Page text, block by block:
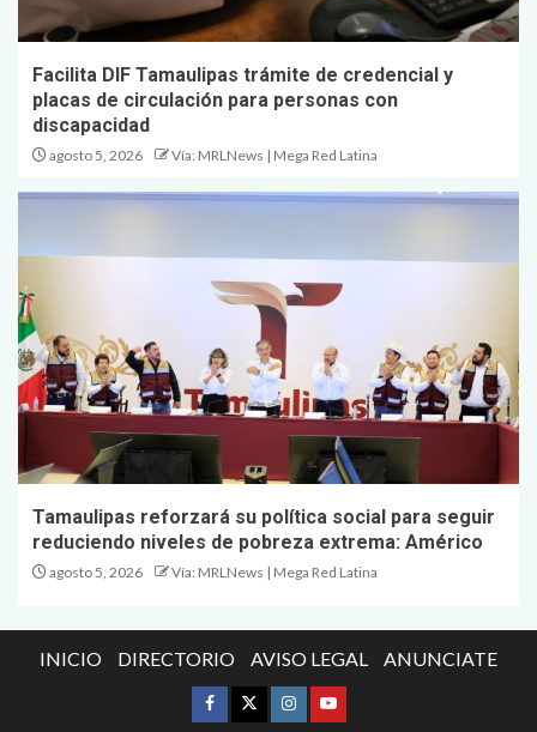
Facilita DIF Tamaulipas trámite de credencial y
placas de circulación para personas con
discapacidad
agosto 5, 2026 Vía: MRLNews | Mega Red Latina
Tamaulipas reforzará su política social para seguir
reduciendo niveles de pobreza extrema: Américo
agosto 5, 2026 Vía: MRLNews | Mega Red Latina
INICIO DIRECTORIO AVISO LEGAL ANUNCIATE